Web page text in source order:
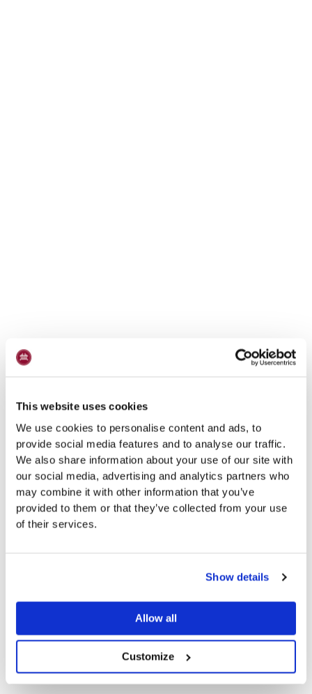
This website uses cookies
We use cookies to personalise content and ads, to
provide social media features and to analyse our traffic.
We also share information about your use of our site with
our social media, advertising and analytics partners who
may combine it with other information that you’ve
provided to them or that they’ve collected from your use
of their services.
Show details
Allow all
Customize